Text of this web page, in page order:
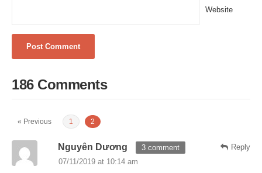
Website
186 Comments
« Previous 1 2
Reply
Nguyên Dương
3 comment
07/11/2019 at 10:14 am